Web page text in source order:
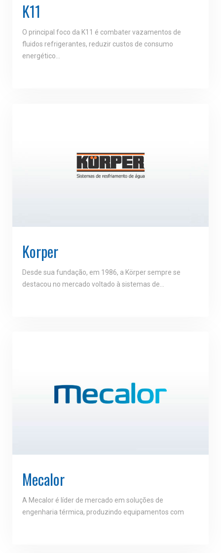
K11
O principal foco da K11 é combater vazamentos de
fluidos refrigerantes, reduzir custos de consumo
energético…
Korper
Desde sua fundação, em 1986, a Körper sempre se
destacou no mercado voltado à sistemas de…
Mecalor
A Mecalor é líder de mercado em soluções de
engenharia térmica, produzindo equipamentos com